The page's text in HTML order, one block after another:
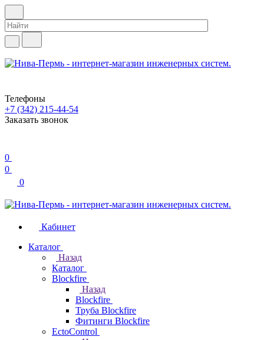
Телефоны
+7 (342) 215-44-54
Заказать звонок
0
0
0
Кабинет
Каталог
Назад
Каталог
Blockfire
Назад
Blockfire
Труба Blockfire
Фитинги Blockfire
EctoControl